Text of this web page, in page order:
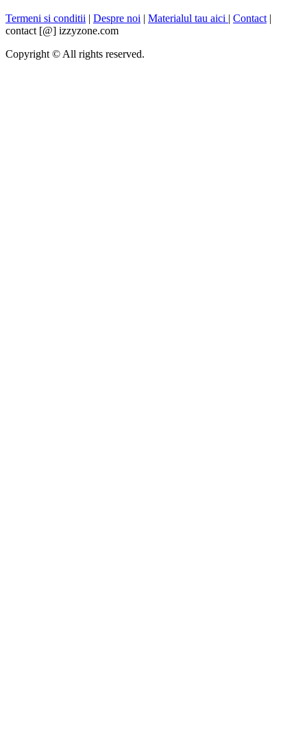
Termeni si conditii | Despre noi | Materialul tau aici | Contact |
contact [@] izzyzone.com
Copyright © All rights reserved.